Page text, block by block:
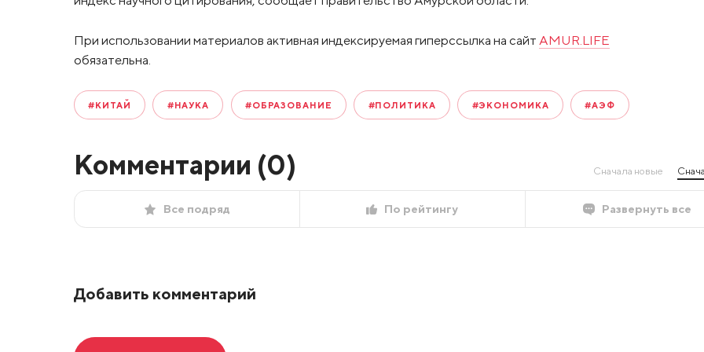
При использовании материалов активная индексируемая гиперссылка на сайт AMUR.LIFE
обязательна.
#КИТАЙ #НАУКА #ОБРАЗОВАНИЕ #ПОЛИТИКА #ЭКОНОМИКА #АЭФ
Комментарии (0) Сначала новые
Все подряд По рейтингу Развернуть все
Добавить комментарий